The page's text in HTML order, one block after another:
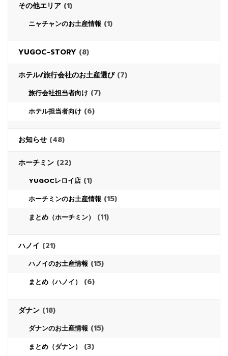
その他エリア (1)
ニャチャンのお土産情報 (1)
YUGOC-STORY (8)
ホテル/旅行会社のお土産選び(7)
旅行会社担当者向け (7)
ホテル担当者向け (6)
お知らせ (48)
ホーチミン (22)
YUGOCレロイ店 (1)
ホーチミンのお土産情報 (15)
まとめ（ホーチミン） (11)
ハノイ (21)
ハノイのお土産情報 (15)
まとめ（ハノイ） (6)
ダナン (18)
ダナンのお土産情報 (15)
まとめ（ダナン） (3)